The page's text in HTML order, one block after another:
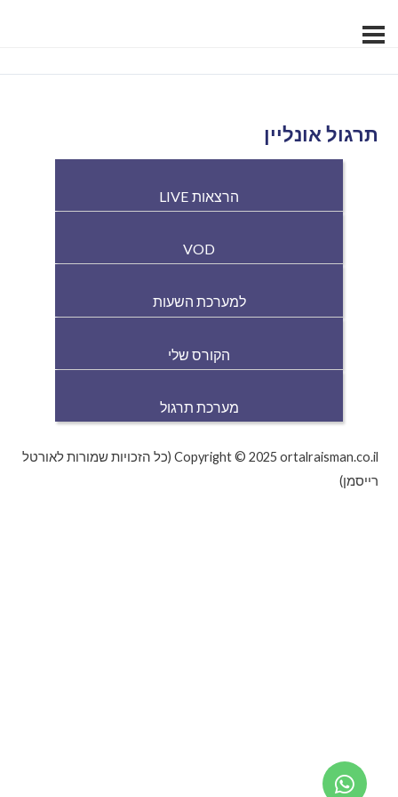
תרגול אונליין
הרצאות LIVE
VOD
למערכת השעות
הקורס שלי
מערכת תרגול
Copyright © 2025 ortalraisman.co.il (כל הזכויות שמורות לאורטל
רייסמן)